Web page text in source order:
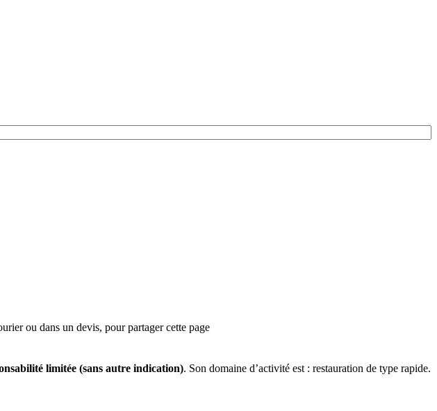
ou dans un devis, pour partager cette page
limitée (sans autre indication). Son domaine d’activité est : restauration de type rapide.